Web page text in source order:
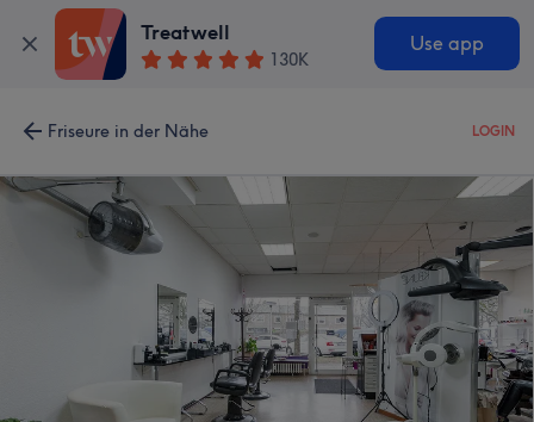
Treatwell
130K
Use app
Friseure in der Nähe LOGIN